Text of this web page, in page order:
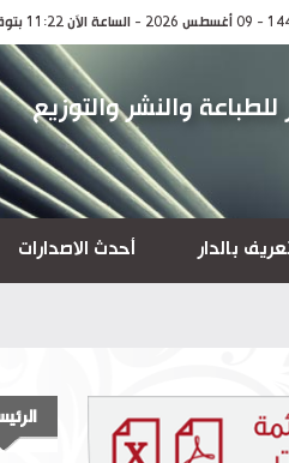
للطباعة والنشر والتوزيع
بالدار أحدث الاصدارات